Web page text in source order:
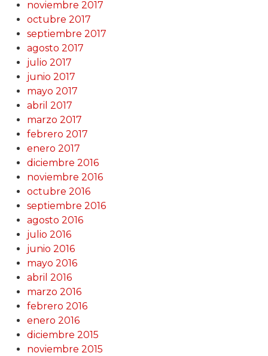
noviembre 2017
octubre 2017
septiembre 2017
agosto 2017
julio 2017
junio 2017
mayo 2017
abril 2017
marzo 2017
febrero 2017
enero 2017
diciembre 2016
noviembre 2016
octubre 2016
septiembre 2016
agosto 2016
julio 2016
junio 2016
mayo 2016
abril 2016
marzo 2016
febrero 2016
enero 2016
diciembre 2015
noviembre 2015